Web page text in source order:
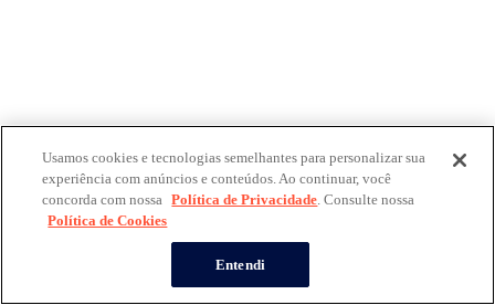
Usamos cookies e tecnologias semelhantes para personalizar sua
experiência com anúncios e conteúdos. Ao continuar, você
concorda com nossa Política de Privacidade. Consulte nossa
Política de Cookies
Entendi